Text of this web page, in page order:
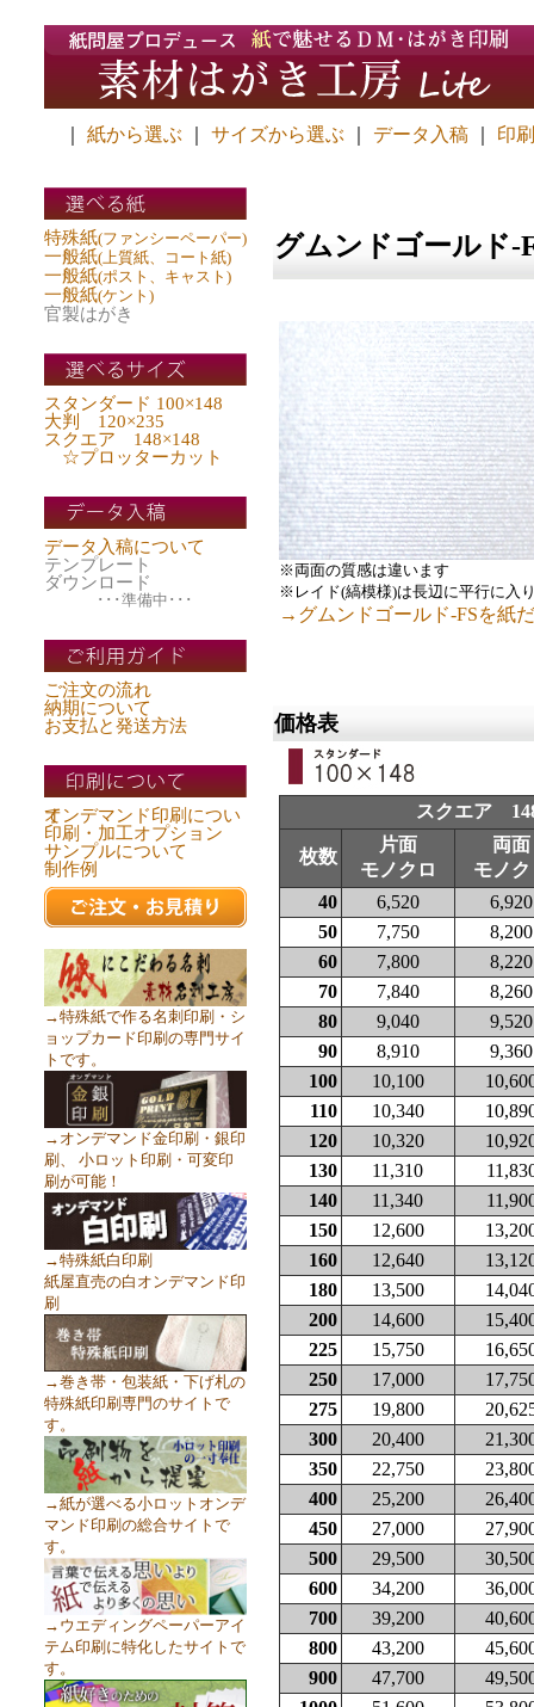
紙から選ぶ サイズから選ぶ データ入稿｜ 印
特殊紙(ファンシーペーパー)
一般紙(上質紙、コート紙)
一般紙(ポスト、キャスト)
一般紙(ケント)
官製はがき
スタンダード 100×148
大判 120×235
スクエア 148×148
☆プロッターカット
データ入稿について
テンプレート
ダウンロード
･･･準備中･･･
ご注文の流れ
納期について
お支払と発送方法
オンデマンド印刷について
印刷・加工オプション
サンプルについて
制作例
→特殊紙で作る名刺印刷・シ
ョップカード印刷の専門サイ
トです。
→オンデマンド金印刷・銀印
刷、 小ロット印刷・可変印
刷が可能！
→特殊紙白印刷
紙屋直売の白オンデマンド印
刷
→巻き帯・包装紙・下げ札の
特殊紙印刷専門のサイトで
す。
→紙が選べる小ロットオンデ
マンド印刷の総合サイトで
す。
→ウエディングペーパーアイ
テム印刷に特化したサイトで
す。
グムンドゴールド-
※両面の質感は違います
※レイド(縞模様)は長辺に平行に入
→グムンドゴールド-FSを紙
価格表
スクエア
枚数
片面
モノクロ
両面
モノ
40
6,520
6,920
50
7,750
8,200
60
7,800
8,220
70
7,840
8,260
80
9,040
9,520
90
8,910
9,360
100
10,100
110
10,340
120
10,320
130
11,310
140
11,340
150
12,600
160
12,640
180
13,500
200
14,600
225
15,750
250
17,000
275
19,800
300
20,400
350
22,750
400
25,200
450
27,000
500
29,500
600
34,200
700
39,200
800
43,200
900
47,700